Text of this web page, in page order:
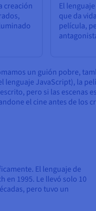
creación
El
que da
película,
un guión pobre,
lenguaje JavaScript), la
pero si las escenas
el cine antes de los
El lenguaje de
en 1995. Le llevó solo 10
pero tuvo un